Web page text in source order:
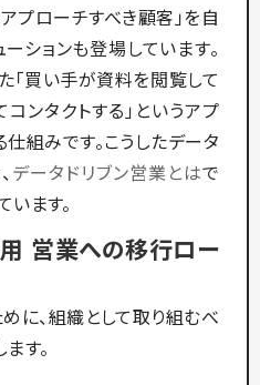
プローチすべき顧客」を自
ションも登場しています。
「買い手が資料を閲覧して
ンタクトする」というアプ
組みです。こうしたデータ
データドリブン営業とはで
ます。
営業への移行ロー
に、組織として取り組むべ
す。